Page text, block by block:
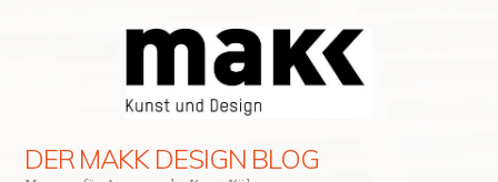
DER MAKK DESIGN BLOG